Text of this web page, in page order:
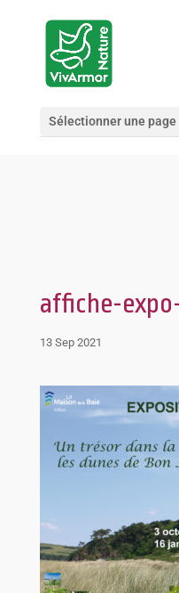
Sélectionner une page
affiche-
13 Sep 2021